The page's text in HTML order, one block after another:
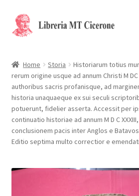
Vai
alla
Vai
al
Libri rari
Contattaci
Home Storia
Historiarum totius
rerum origine usque ad annum Christi M
authoribus sacris profanisque, ad
historia unaquaeque ex sui seculi
potuerunt, fidelier asserta. Accessit per
continuatio historiae ad annum M D C
conclusionem pacis inter Anglos e Batavos
Editio septima multo correctior e